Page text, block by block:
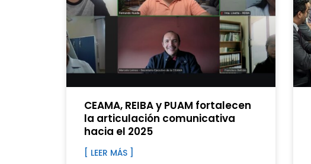
CEAMA, REIBA y PUAM fortalecen
la articulación comunicativa
hacia el 2025
[ LEER MÁS ]